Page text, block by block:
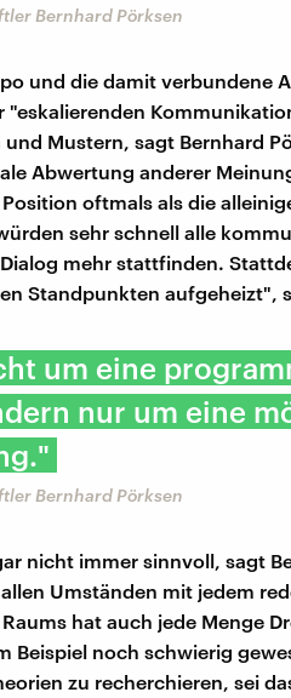
Bernhard Pörksen
und die damit verbundene
"eskalierenden
Mustern, sagt Bernhard
Abwertung anderer
oftmals als die
sehr schnell alle
mehr stattfinden.
Standpunkten aufgeheizt",
um eine
nur um eine
Bernhard Pörksen
nicht immer sinnvoll, sagt
Umständen mit jedem
hat auch jede Menge
Beispiel noch schwierig
zu recherchieren, sei